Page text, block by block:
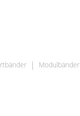
| Modulbänder